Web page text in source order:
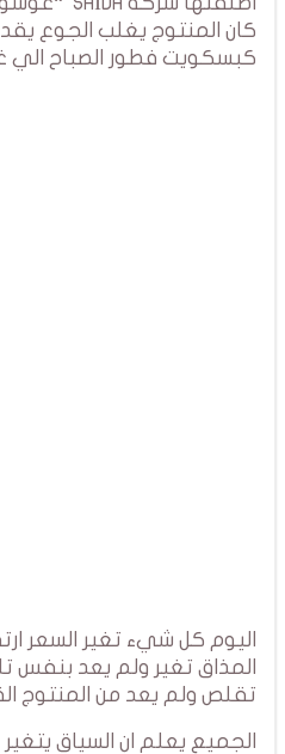
كان المنتوج يغلب الجوع
كبسكويت فطور الصباح الي
المذاق تغير ولم يعد بنفس
تقلص ولم يعد من المنتوج
الجميع يعلم ان السياق